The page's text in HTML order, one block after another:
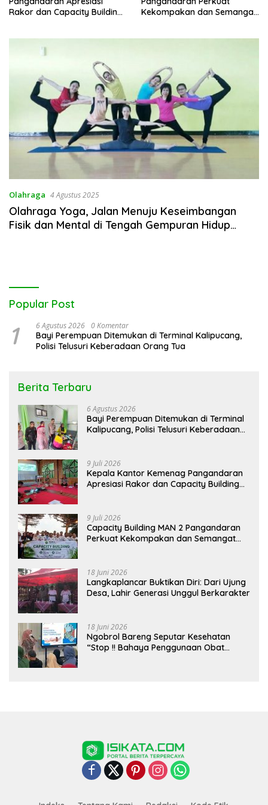
Rakor dan Capacity Building
Kekompakan dan Semangat
Olahraga 4 Agustus 2025
Olahraga Yoga, Jalan Menuju Keseimbangan
Fisik dan Mental di Tengah Gempuran Hidup
Popular Post
1 6 Agustus 2026 0 Komentar
Bayi Perempuan Ditemukan di Terminal Kalipucang,
Polisi Telusuri Keberadaan Orang Tua
Berita Terbaru
6 Agustus 2026
Bayi Perempuan Ditemukan di Terminal
Kalipucang, Polisi Telusuri Keberadaan
9 Juli 2026
Kepala Kantor Kemenag Pangandaran
Apresiasi Rakor dan Capacity Building
9 Juli 2026
Capacity Building MAN 2 Pangandaran
Perkuat Kekompakan dan Semangat
18 Juni 2026
Langkaplancar Buktikan Diri: Dari Ujung
Desa, Lahir Generasi Unggul Berkarakter
18 Juni 2026
Ngobrol Bareng Seputar Kesehatan
“Stop !! Bahaya Penggunaan Obat